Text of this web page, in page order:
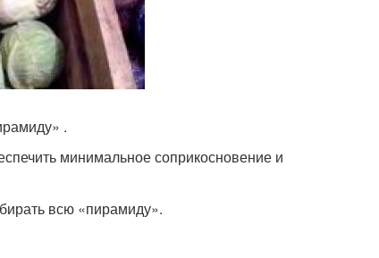
.
минимальное соприкосновение и
всю «пирамиду».